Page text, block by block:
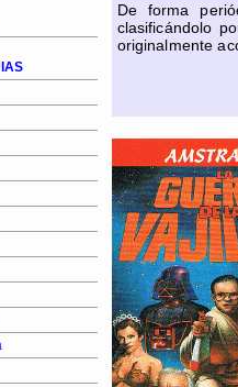
De forma
clasificándolo
originalmente